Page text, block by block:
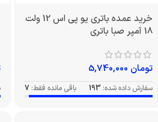
خرید عمده باتری یو پی اس 12 ولت
18 آمپر صبا باتری
تومان
سفارش داده شده: 193 باقی مانده فقط: 7